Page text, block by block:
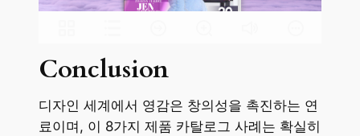
Conclusion
디자인 세계에서 영감은 창의성을 촉진하는 연
료이며, 이 8가지 제품 카탈로그 사례는 확실히